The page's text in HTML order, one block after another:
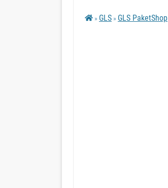
» GLS » GLS PaketShop